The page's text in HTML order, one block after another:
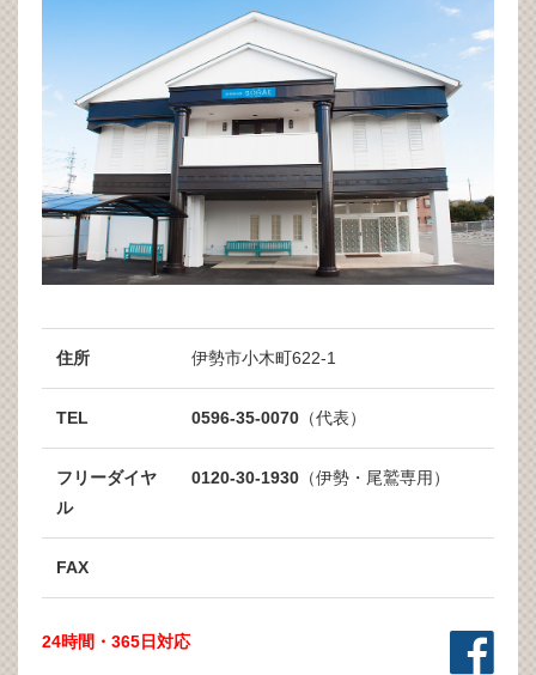
住所 伊勢市小木町622-1
TEL 0596-35-0070 （代表）
フリーダイヤ
ル
0120-30-1930 （伊勢・尾鷲専用）
FAX
24時間・365日対応